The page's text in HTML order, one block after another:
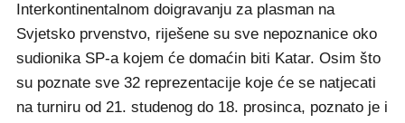
Interkontinentalnom doigravanju za plasman na
Svjetsko prvenstvo, riješene su sve nepoznanice oko
sudionika SP-a kojem će domaćin biti Katar. Osim što
su poznate sve 32 reprezentacije koje će se natjecati
na turniru od 21. studenog do 18. prosinca, poznato je i